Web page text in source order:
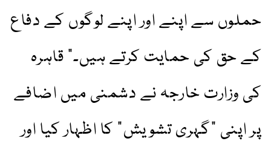
حملوں سے اپنے اور اپنے لوگوں کے دفاع
کے حق کی حمایت کرتے ہیں۔” قاہرہ
کی وزارت خارجہ نے دشمنی میں اضافے
پر اپنی "گہری تشویش” کا اظہار کیا اور